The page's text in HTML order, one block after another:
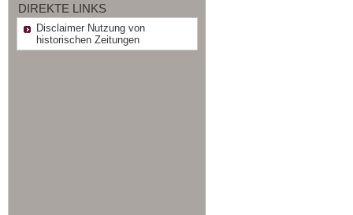
DIREKTE LINKS
Disclaimer Nutzung von
historischen Zeitungen